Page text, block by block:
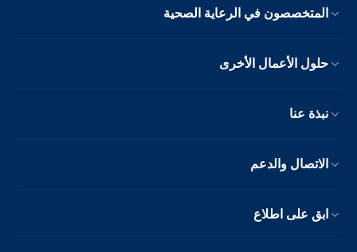
المتخصصون في الرعاية الصحية
حلول الأعمال الأخرى
نبذة عنا
الاتصال والدعم
ابق على اطلاع